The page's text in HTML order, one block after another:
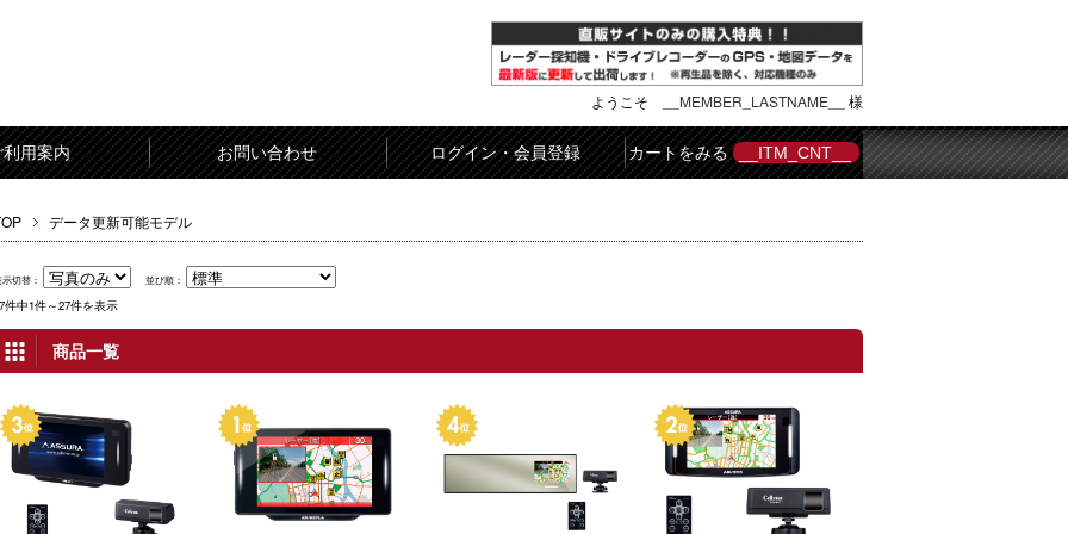
ようこそ __MEMBER_LASTNAME__ 様
利用案内 お問い合わせ ログイン・会員登録 カートをみる __ITM_CNT__
データ更新可能モデル
切替： 並び順：
件中1件～27件を表示
商品一覧